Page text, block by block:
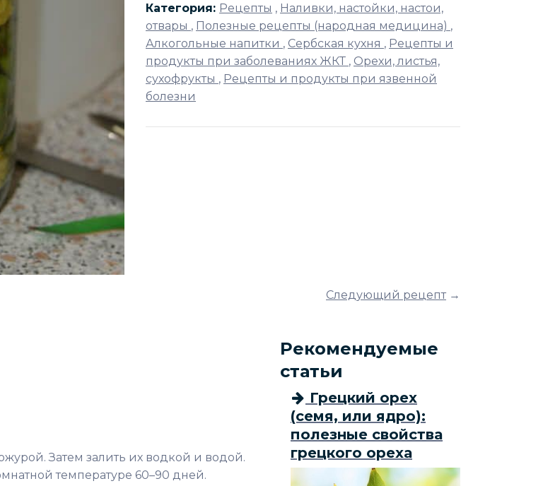
Категория: Рецепты , Наливки, настойки, настои,
отвары , Полезные рецепты (народная медицина) ,
Алкогольные напитки , Сербская кухня , Рецепты и
продукты при заболеваниях ЖКТ , Орехи, листья,
сухофрукты , Рецепты и продукты при язвенной
болезни
Следующий рецепт→
Затем залить их водкой и водой.
температуре 60–90 дней.
Рекомендуемые
статьи
Грецкий орех
(семя, или ядро):
полезные свойства
грецкого ореха